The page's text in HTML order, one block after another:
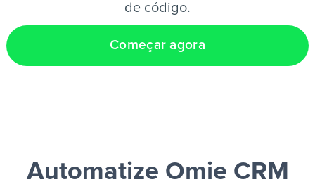
de código.
Começar agora
Automatize Omie CRM